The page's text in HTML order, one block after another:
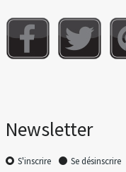
Newsletter
S'inscrire Se désinscrire